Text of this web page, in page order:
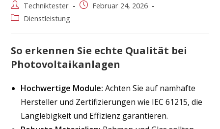
Beitrags-
Autor:
Techniktester
BeitragFebruar 24, 2026
Beitrags-
Dienstleistung
So erkennen Sie echte Qualität bei
Photovoltaikanlagen
Hochwertige Module: Achten Sie auf namhafte
Hersteller und Zertifizierungen wie IEC 61215, die
Langlebigkeit und Effizienz garantieren.